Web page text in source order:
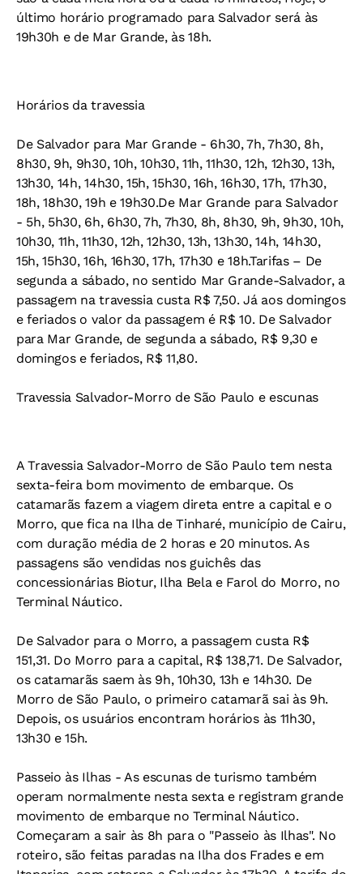
último horário programado para Salvador será às
19h30h e de Mar Grande, às 18h.
Horários da travessia
De Salvador para Mar Grande - 6h30, 7h, 7h30, 8h,
8h30, 9h, 9h30, 10h, 10h30, 11h, 11h30, 12h, 12h30, 13h,
13h30, 14h, 14h30, 15h, 15h30, 16h, 16h30, 17h, 17h30,
18h, 18h30, 19h e 19h30.De Mar Grande para Salvador
- 5h, 5h30, 6h, 6h30, 7h, 7h30, 8h, 8h30, 9h, 9h30, 10h,
10h30, 11h, 11h30, 12h, 12h30, 13h, 13h30, 14h, 14h30,
15h, 15h30, 16h, 16h30, 17h, 17h30 e 18h.Tarifas – De
segunda a sábado, no sentido Mar Grande-Salvador, a
passagem na travessia custa R$ 7,50. Já aos domingos
e feriados o valor da passagem é R$ 10. De Salvador
para Mar Grande, de segunda a sábado, R$ 9,30 e
domingos e feriados, R$ 11,80.
Travessia Salvador-Morro de São Paulo e escunas
A Travessia Salvador-Morro de São Paulo tem nesta
sexta-feira bom movimento de embarque. Os
catamarãs fazem a viagem direta entre a capital e o
Morro, que fica na Ilha de Tinharé, município de Cairu,
com duração média de 2 horas e 20 minutos. As
passagens são vendidas nos guichês das
concessionárias Biotur, Ilha Bela e Farol do Morro, no
Terminal Náutico.
De Salvador para o Morro, a passagem custa R$
151,31. Do Morro para a capital, R$ 138,71. De Salvador,
os catamarãs saem às 9h, 10h30, 13h e 14h30. De
Morro de São Paulo, o primeiro catamarã sai às 9h.
Depois, os usuários encontram horários às 11h30,
13h30 e 15h.
Passeio às Ilhas - As escunas de turismo também
operam normalmente nesta sexta e registram grande
movimento de embarque no Terminal Náutico.
Começaram a sair às 8h para o "Passeio às Ilhas". No
roteiro, são feitas paradas na Ilha dos Frades e em